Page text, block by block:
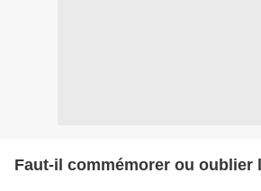
Faut-il commémorer ou oublier